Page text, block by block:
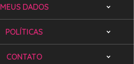
MEUS DADOS
POLÍTICAS
CONTATO